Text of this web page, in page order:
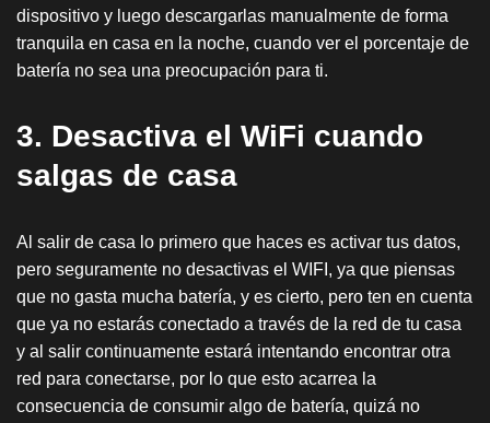
dispositivo y luego descargarlas manualmente de forma
tranquila en casa en la noche, cuando ver el porcentaje de
batería no sea una preocupación para ti.
3. Desactiva el WiFi cuando
salgas de casa
Al salir de casa lo primero que haces es activar tus datos,
pero seguramente no desactivas el WIFI, ya que piensas
que no gasta mucha batería, y es cierto, pero ten en cuenta
que ya no estarás conectado a través de la red de tu casa
y al salir continuamente estará intentando encontrar otra
red para conectarse, por lo que esto acarrea la
consecuencia de consumir algo de batería, quizá no